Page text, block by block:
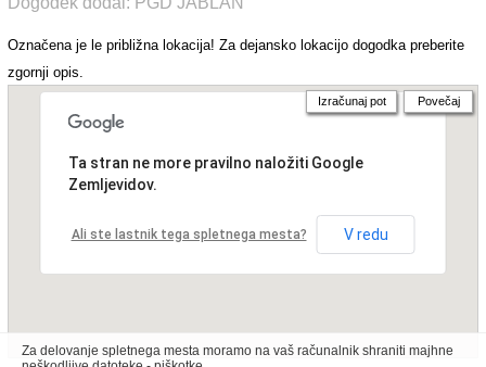
Označena je le približna lokacija! Za dejansko lokacijo dogodka preberite
zgornji opis.
Ta stran ne more pravilno naložiti Google
Zemljevidov.
Ali ste lastnik tega spletnega mesta? V redu
Izračunaj pot Povečaj
Za delovanje spletnega mesta moramo na vaš računalnik shraniti majhne